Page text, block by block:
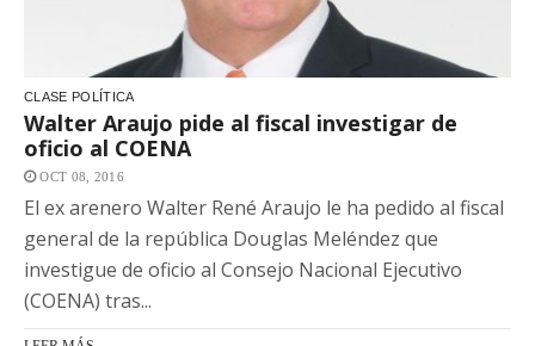
CLASE POLÍTICA
Walter Araujo pide al fiscal investigar de
oficio al COENA
OCT 08, 2016
El ex arenero Walter René Araujo le ha pedido al fiscal
general de la república Douglas Meléndez que
investigue de oficio al Consejo Nacional Ejecutivo
(COENA) tras...